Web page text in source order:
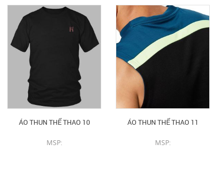
ÁO THUN THỂ THAO 10
MSP:
ÁO THUN THỂ THAO 11
MSP: